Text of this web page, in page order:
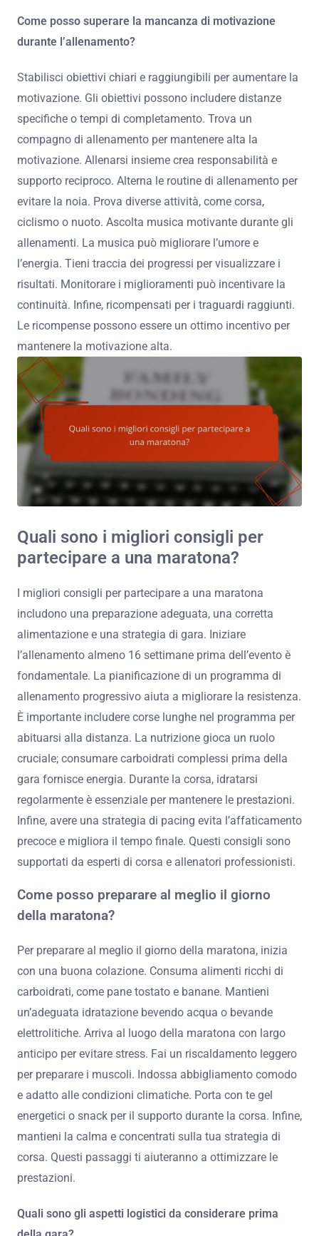
Come posso superare la mancanza di motivazione
durante l’allenamento?
Stabilisci obiettivi chiari e raggiungibili per aumentare la
motivazione. Gli obiettivi possono includere distanze
specifiche o tempi di completamento. Trova un
compagno di allenamento per mantenere alta la
motivazione. Allenarsi insieme crea responsabilità e
supporto reciproco. Alterna le routine di allenamento per
evitare la noia. Prova diverse attività, come corsa,
ciclismo o nuoto. Ascolta musica motivante durante gli
allenamenti. La musica può migliorare l’umore e
l’energia. Tieni traccia dei progressi per visualizzare i
risultati. Monitorare i miglioramenti può incentivare la
continuità. Infine, ricompensati per i traguardi raggiunti.
Le ricompense possono essere un ottimo incentivo per
mantenere la motivazione alta.
Quali sono i migliori consigli per
partecipare a una maratona?
I migliori consigli per partecipare a una maratona
includono una preparazione adeguata, una corretta
alimentazione e una strategia di gara. Iniziare
l’allenamento almeno 16 settimane prima dell’evento è
fondamentale. La pianificazione di un programma di
allenamento progressivo aiuta a migliorare la resistenza.
È importante includere corse lunghe nel programma per
abituarsi alla distanza. La nutrizione gioca un ruolo
cruciale; consumare carboidrati complessi prima della
gara fornisce energia. Durante la corsa, idratarsi
regolarmente è essenziale per mantenere le prestazioni.
Infine, avere una strategia di pacing evita l’affaticamento
precoce e migliora il tempo finale. Questi consigli sono
supportati da esperti di corsa e allenatori professionisti.
Come posso preparare al meglio il giorno
della maratona?
Per preparare al meglio il giorno della maratona, inizia
con una buona colazione. Consuma alimenti ricchi di
carboidrati, come pane tostato e banane. Mantieni
un’adeguata idratazione bevendo acqua o bevande
elettrolitiche. Arriva al luogo della maratona con largo
anticipo per evitare stress. Fai un riscaldamento leggero
per preparare i muscoli. Indossa abbigliamento comodo
e adatto alle condizioni climatiche. Porta con te gel
energetici o snack per il supporto durante la corsa. Infine,
mantieni la calma e concentrati sulla tua strategia di
corsa. Questi passaggi ti aiuteranno a ottimizzare le
prestazioni.
Quali sono gli aspetti logistici da considerare prima